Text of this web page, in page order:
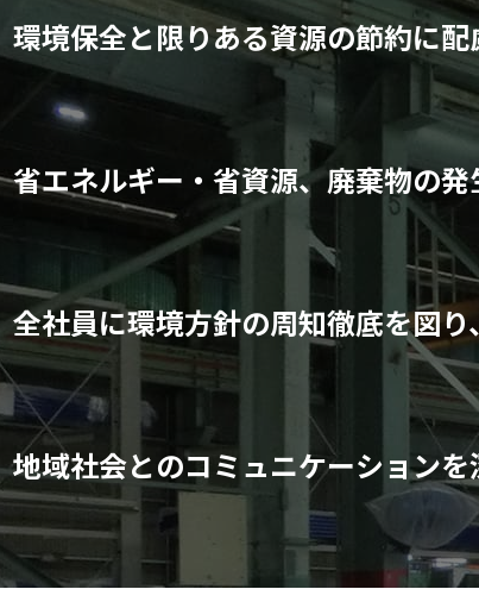
環境保全と限りある資源の節約に
省エネルギー・省資源、廃棄物の
全社員に環境方針の周知徹底を図
地域社会とのコミュニケーション